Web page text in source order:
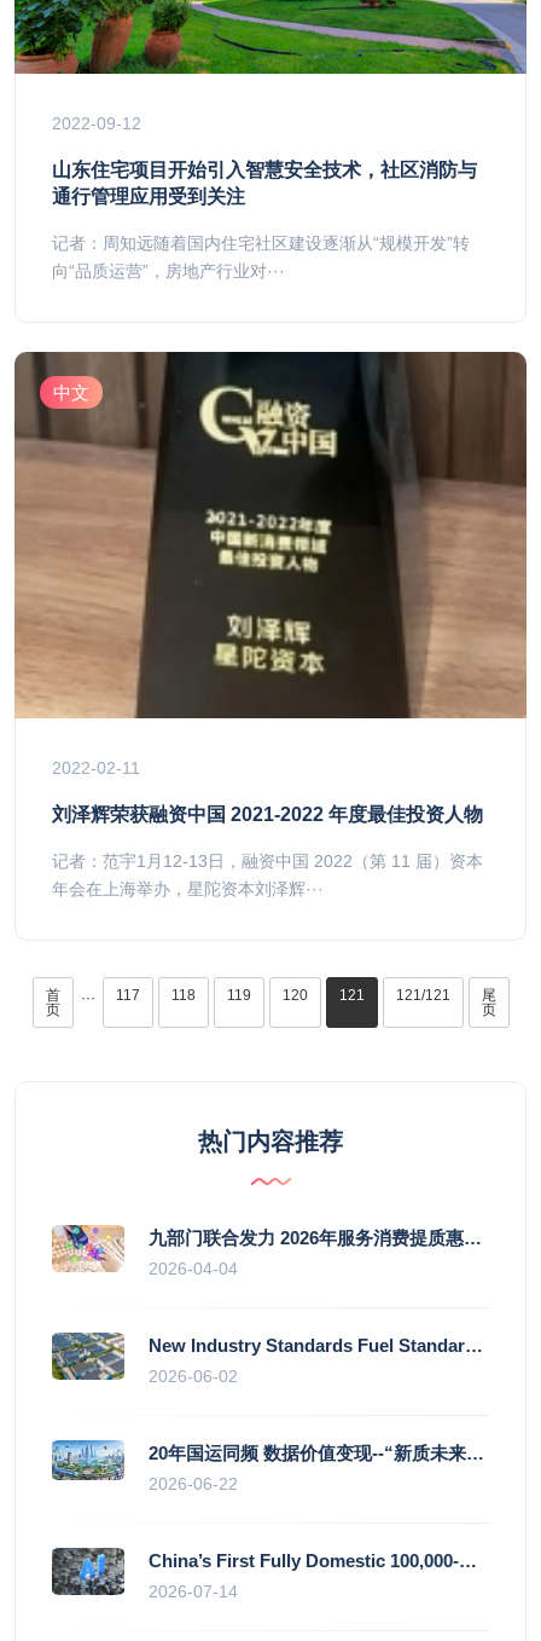
2022-09-12
山东住宅项目开始引入智慧安全技术，社区消防与
通行管理应用受到关注
记者：周知远随着国内住宅社区建设逐渐从“规模开发”转
向“品质运营”，房地产行业对···
中文
2022-02-11
刘泽辉荣获融资中国 2021-2022 年度最佳投资人物
记者：范宇1月12-13日，融资中国 2022（第 11 届）资本
年会在上海举办，星陀资本刘泽辉···
首
页
··· 117 118 119 120 121 121/121
尾
页
热门内容推荐
九部门联合发力 2026年服务消费提质惠民行动启幕
2026-04-04
New Industry Standards Fuel Standardised and Scaled Growth of China’s Embodied Intelligence Sector
2026-06-02
20年国运同频 数据价值变现--“新质未来”平台开启产业通证新时代
2026-06-22
China’s First Fully Domestic 100,000-Card AI Supercluster Launched in Zhengzhou, Integrated Into National Supercomputing Internet
2026-07-14